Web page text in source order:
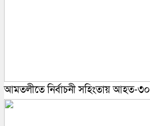
আমতলীতে নির্বাচনী সহিংতায় আহত-৩০